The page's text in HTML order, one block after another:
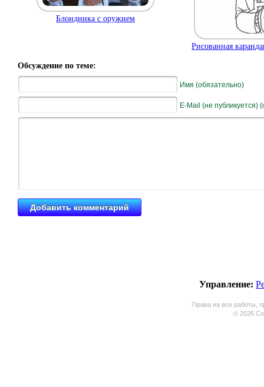
Блондинка с оружием
Рисованная
Обсуждение по теме:
Имя (обязательно)
E-Mail (не публикуется)
Управление:
Права на все работы,
© 2026